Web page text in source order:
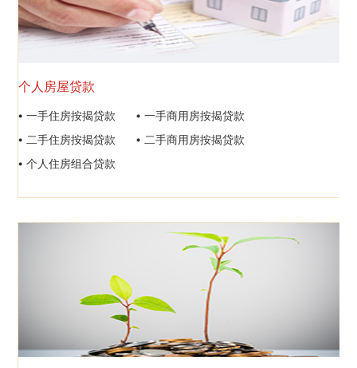
个人房屋贷款
一手住房按揭贷款
一手商用房按揭贷款
二手住房按揭贷款
二手商用房按揭贷款
个人住房组合贷款